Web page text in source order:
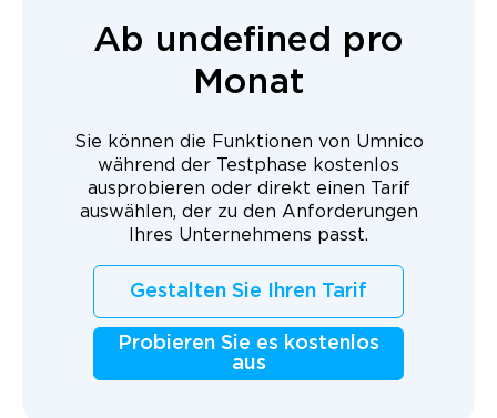
Ab undefined pro
Monat
Sie können die Funktionen von Umnico
während der Testphase kostenlos
ausprobieren oder direkt einen Tarif
auswählen, der zu den Anforderungen
Ihres Unternehmens passt.
Gestalten Sie Ihren Tarif
Probieren Sie es kostenlos
aus